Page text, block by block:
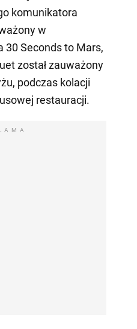
komunikatora
w
Seconds to Mars,
został zauważony
podczas kolacji
restauracji.